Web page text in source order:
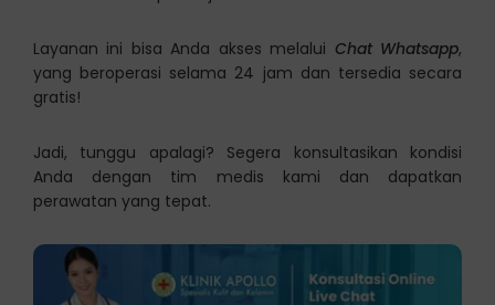
Layanan ini bisa Anda akses melalui Chat Whatsapp,
yang beroperasi selama 24 jam dan tersedia secara
gratis!
Jadi, tunggu apalagi? Segera konsultasikan kondisi
Anda dengan tim medis kami dan dapatkan
perawatan yang tepat.